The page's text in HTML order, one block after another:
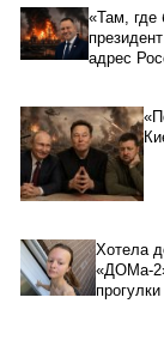
«Там, где
адрес
Хотела
«ДОМа-
прогулки